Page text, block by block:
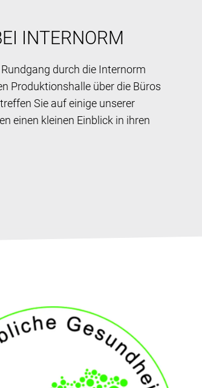
INTERNORM
durch die Internorm
Produktionshalle über die Büros
Sie auf einige unserer
einen kleinen Einblick in ihren